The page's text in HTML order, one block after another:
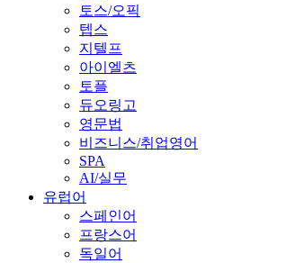
토스/오픽
텝스
지텔프
아이엘츠
토플
듀오링고
영문법
비즈니스/취업영어
SPA
AI/실무
유럽어
스페인어
프랑스어
독일어